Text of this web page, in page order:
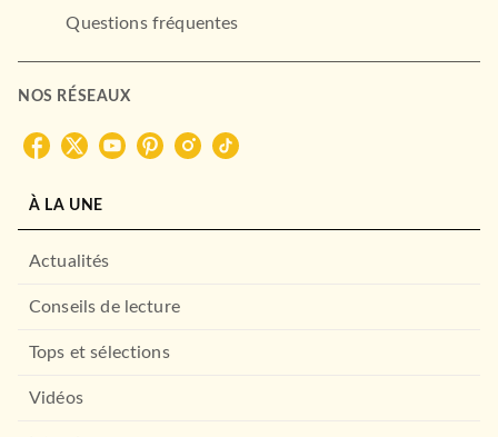
Questions fréquentes
NOS RÉSEAUX
À LA UNE
Actualités
Conseils de lecture
Tops et sélections
Vidéos